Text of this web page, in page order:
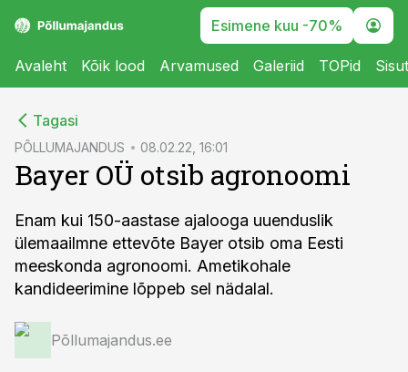
Esimene kuu -70%
Avaleht Kõik lood Arvamused Galeriid TOPid
Tagasi
PÕLLUMAJANDUS 08.02.22, 16:01
Bayer OÜ otsib agronoomi
Enam kui 150-aastase ajalooga uuenduslik
ülemaailmne ettevõte Bayer otsib oma Eesti
meeskonda agronoomi. Ametikohale
kandideerimine lõppeb sel nädalal.
Põllumajandus.ee